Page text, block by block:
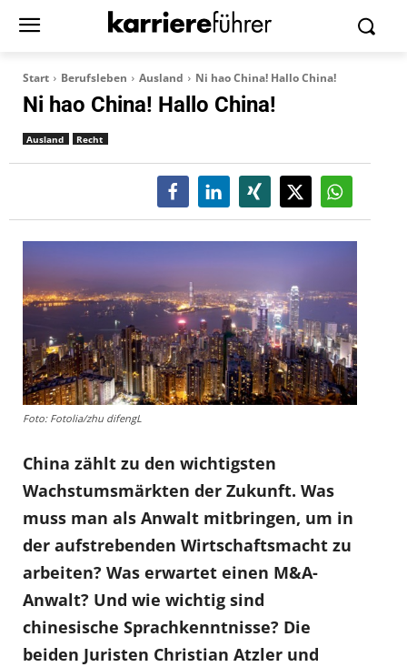
Start Berufsleben Ausland Ni hao China! Hallo China!
Ni hao China! Hallo China!
Ausland Recht
Foto: Fotolia/zhu difengL
China zählt zu den wichtigsten
Wachstumsmärkten der Zukunft. Was
muss man als Anwalt mitbringen, um in
der aufstrebenden Wirtschaftsmacht zu
arbeiten? Was erwartet einen M&A-
Anwalt? Und wie wichtig sind
chinesische Sprachkenntnisse? Die
beiden Juristen Christian Atzler und